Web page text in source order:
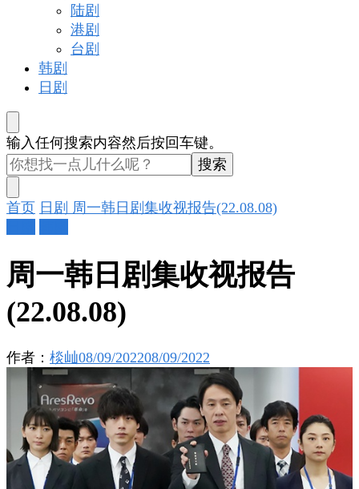
陆剧
港剧
台剧
韩剧
日剧
找
什
么
东
西
吗?
输入任何搜索内容然后按回车键。
首页 日剧 周一韩日剧集收视报告(22.08.08)
周一韩日剧集收视报告
(22.08.08)
作者： 棪屾08/09/202208/09/2022